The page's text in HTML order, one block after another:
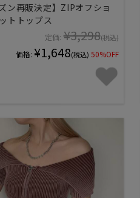
ズン再販決定】ZIPオフショ
トトップス
定価: ¥3,298(税込)
価格: ¥1,648(税込) 50%OFF